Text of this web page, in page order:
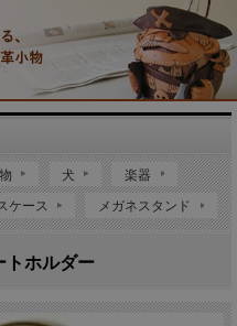
犬 楽器
ケース メガネスタンド
ホルダー